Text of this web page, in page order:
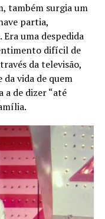
também surgia um
partia,
uma despedida
difícil de
da televisão,
vida de quem
a de dizer “até